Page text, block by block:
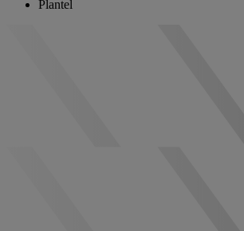
Plantel